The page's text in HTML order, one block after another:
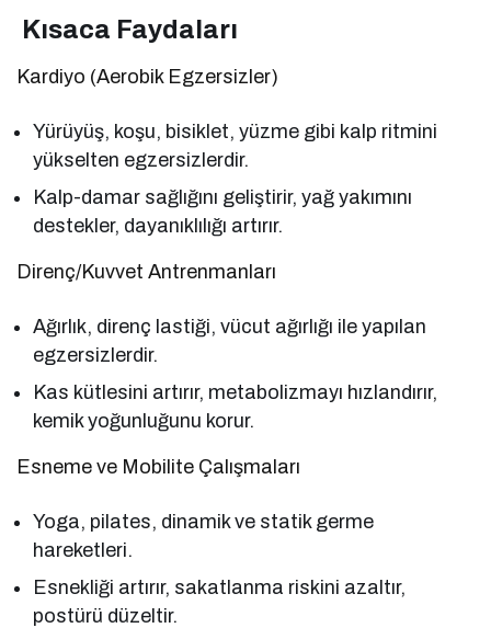
Kısaca Faydaları
Kardiyo (Aerobik Egzersizler)
Yürüyüş, koşu, bisiklet, yüzme gibi kalp ritmini
yükselten egzersizlerdir.
Kalp-damar sağlığını geliştirir, yağ yakımını
destekler, dayanıklılığı artırır.
Direnç/Kuvvet Antrenmanları
Ağırlık, direnç lastiği, vücut ağırlığı ile yapılan
egzersizlerdir.
Kas kütlesini artırır, metabolizmayı hızlandırır,
kemik yoğunluğunu korur.
Esneme ve Mobilite Çalışmaları
Yoga, pilates, dinamik ve statik germe
hareketleri.
Esnekliği artırır, sakatlanma riskini azaltır,
postürü düzeltir.